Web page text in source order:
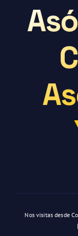
Nos visitas desde